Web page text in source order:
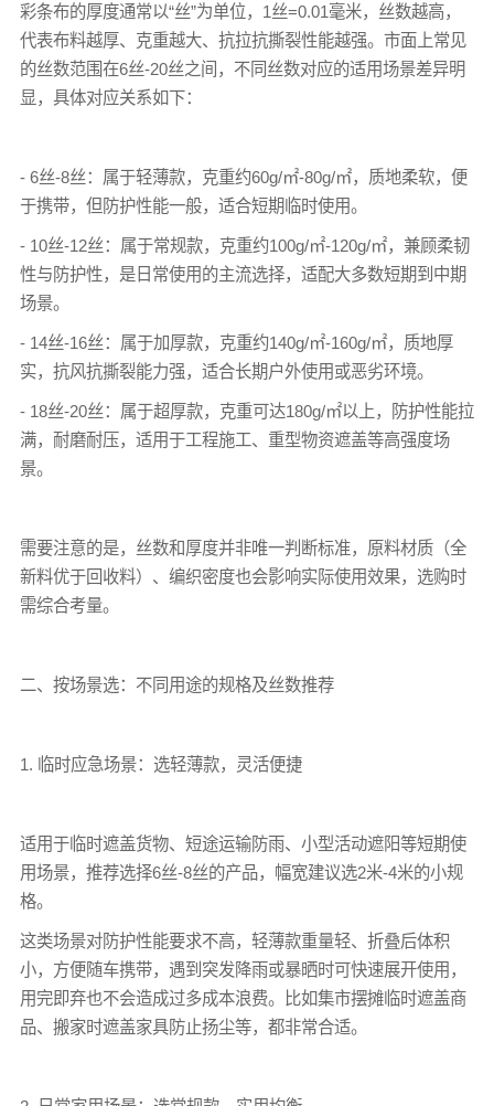
彩条布的厚度通常以“丝”为单位，1丝=0.01毫米，丝数越高，
代表布料越厚、克重越大、抗拉抗撕裂性能越强。市面上常见
的丝数范围在6丝-20丝之间，不同丝数对应的适用场景差异明
显，具体对应关系如下：
- 6丝-8丝：属于轻薄款，克重约60g/㎡-80g/㎡，质地柔软，便
于携带，但防护性能一般，适合短期临时使用。
- 10丝-12丝：属于常规款，克重约100g/㎡-120g/㎡，兼顾柔韧
性与防护性，是日常使用的主流选择，适配大多数短期到中期
场景。
- 14丝-16丝：属于加厚款，克重约140g/㎡-160g/㎡，质地厚
实，抗风抗撕裂能力强，适合长期户外使用或恶劣环境。
- 18丝-20丝：属于超厚款，克重可达180g/㎡以上，防护性能拉
满，耐磨耐压，适用于工程施工、重型物资遮盖等高强度场
景。
需要注意的是，丝数和厚度并非唯一判断标准，原料材质（全
新料优于回收料）、编织密度也会影响实际使用效果，选购时
需综合考量。
二、按场景选：不同用途的规格及丝数推荐
1. 临时应急场景：选轻薄款，灵活便捷
适用于临时遮盖货物、短途运输防雨、小型活动遮阳等短期使
用场景，推荐选择6丝-8丝的产品，幅宽建议选2米-4米的小规
格。
这类场景对防护性能要求不高，轻薄款重量轻、折叠后体积
小，方便随车携带，遇到突发降雨或暴晒时可快速展开使用，
用完即弃也不会造成过多成本浪费。比如集市摆摊临时遮盖商
品、搬家时遮盖家具防止扬尘等，都非常合适。